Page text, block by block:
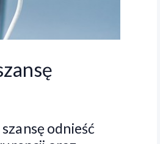
odnieść